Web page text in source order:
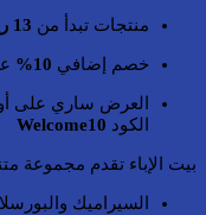
منتجات تبدأ من 13 ريال
خصم إضافي 10%
العرض ساري على
الكود Welcome10
بيت الإباء تقدم مجموعة
السيراميك